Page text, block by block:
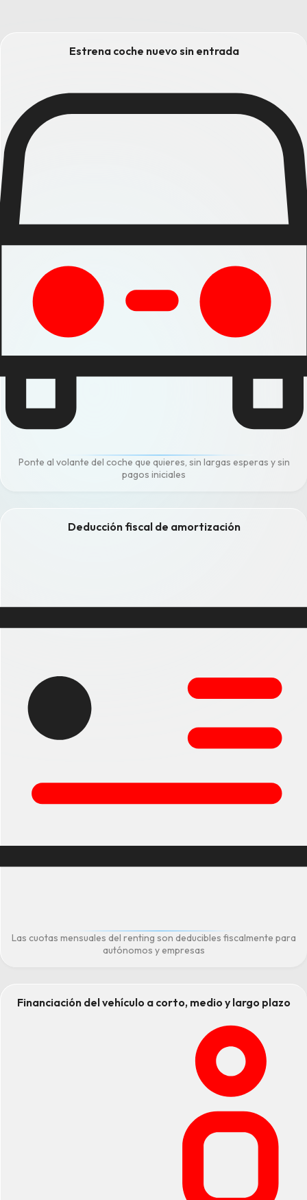
Estrena coche nuevo sin entrada
Ponte al volante del coche que quieres, sin largas esperas y sin
pagos iniciales
Deducción fiscal de amortización
Las cuotas mensuales del renting son deducibles fiscalmente para
autónomos y empresas
Financiación del vehículo a corto, medio y largo plazo